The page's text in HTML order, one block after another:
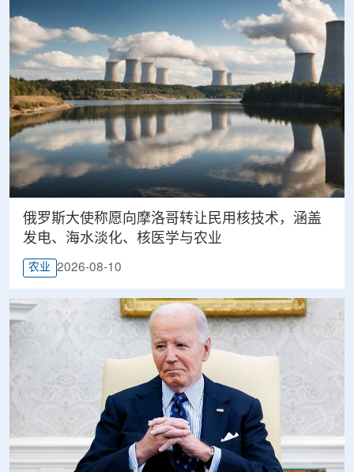
俄罗斯大使称愿向摩洛哥转让民用核技术，涵盖
发电、海水淡化、核医学与农业
农业 2026-08-10